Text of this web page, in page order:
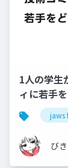
1人の学生
ィに若手
jaws
び